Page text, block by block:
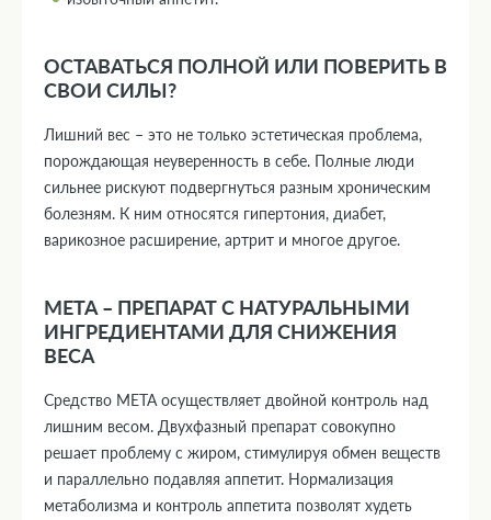
ОСТАВАТЬСЯ ПОЛНОЙ ИЛИ ПОВЕРИТЬ В
СВОИ СИЛЫ?
Лишний вес – это не только эстетическая проблема,
порождающая неуверенность в себе. Полные люди
сильнее рискуют подвергнуться разным хроническим
болезням. К ним относятся гипертония, диабет,
варикозное расширение, артрит и многое другое.
МЕТА – ПРЕПАРАТ С НАТУРАЛЬНЫМИ
ИНГРЕДИЕНТАМИ ДЛЯ СНИЖЕНИЯ
ВЕСА
Средство МЕТА осуществляет двойной контроль над
лишним весом. Двухфазный препарат совокупно
решает проблему с жиром, стимулируя обмен веществ
и параллельно подавляя аппетит. Нормализация
метаболизма и контроль аппетита позволят худеть